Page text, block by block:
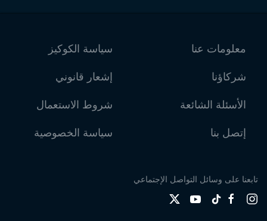
معلومات عنا
شركاؤنا
الأسئلة الشائعة
إتصل بنا
سياسة الكوكيز
إشعار قانوني
شروط الاستعمال
سياسة الخصوصية
تابعنا على وسائل التواصل الإجتماعي